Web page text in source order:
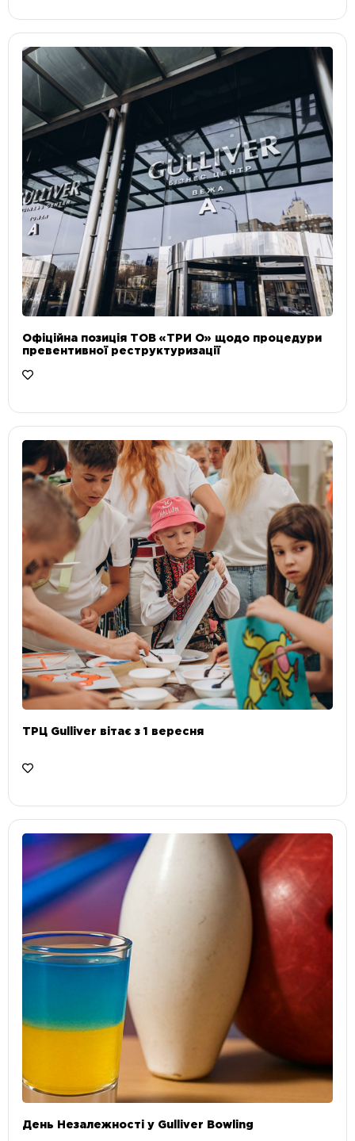
Офіційна позиція ТОВ «ТРИ О» щодо процедури
превентивної реструктуризації
ТРЦ Gulliver вітає з 1 вересня
День Незалежності у Gulliver Bowling